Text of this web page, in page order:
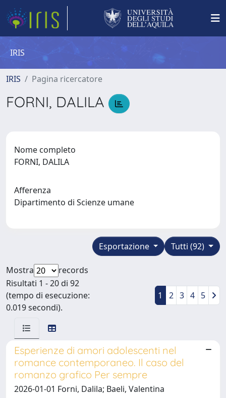
IRIS
IRIS Pagina ricercatore
FORNI, DALILA
Nome completo
FORNI, DALILA
Afferenza
Dipartimento di Scienze umane
Tutti (92)
Esportazione
Mostra
records
Risultati 1 - 20 di 92
(tempo di esecuzione:
0.019 secondi).
1 2 3 4 5
Esperienze di amori adolescenti nel
romance contemporaneo. Il caso del
romanzo grafico Per sempre
2026-01-01 Forni, Dalila; Baeli, Valentina